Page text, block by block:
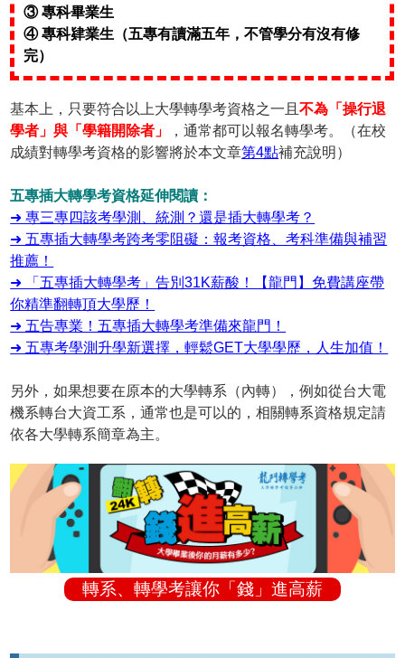
③ 專科畢業生
④ 專科肄業生（五專有讀滿五年，不管學分有沒有修
完）
基本上，只要符合以上大學轉學考資格之一且不為「操行退
學者」與「學籍開除者」
，通常都可以報名轉學考。（在校
成績對轉學考資格的影響將於本文章第4點補充說明）
五專插大轉學考資格延伸閱讀：
➜ 專三專四該考學測、統測？還是插大轉學考？
➜ 五專插大轉學考跨考零阻礙：報考資格、考科準備與補習
推薦！
➜ 「五專插大轉學考」告別31K薪酸！【龍門】免費講座帶
你精準翻轉頂大學歷！
➜ 五告專業！五專插大轉學考準備來龍門！
➜ 五專考學測升學新選擇，輕鬆GET大學學歷，人生加值！
另外，如果想要在原本的大學轉系（內轉），例如從台大電
機系轉台大資工系，通常也是可以的，相關轉系資格規定請
依各大學轉系簡章為主。
轉系、轉學考讓你「錢」進高薪